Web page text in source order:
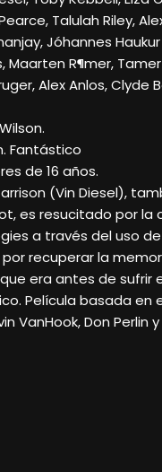
Talulah Riley,
Jóhannes
Maarten R¶mer,
Alex Anlos, Clyde
Fantástico
de 16 años.
(Vin Diesel),
es resucitado por la
a través del uso
recuperar la
era antes de sufrir
Película basada en
VanHook, Don Perlin